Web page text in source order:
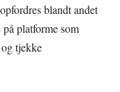
blandt andet
platforme som
tjekke